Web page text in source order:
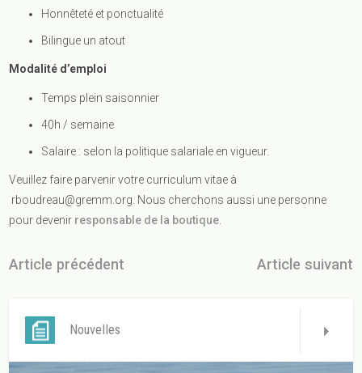
Honnêteté et ponctualité
Bilingue un atout
Modalité d’emploi
Temps plein saisonnier
40h / semaine
Salaire : selon la politique salariale en vigueur.
Veuillez faire parvenir votre curriculum vitae à
rboudreau@gremm.org . Nous cherchons aussi une personne
pour devenir responsable de la boutique
Article précédent Article suivant
Nouvelles